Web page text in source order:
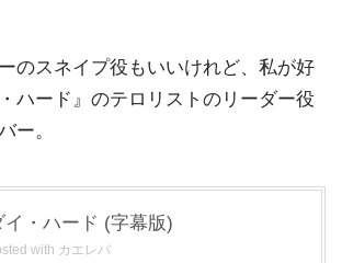
のスネイプ役もいいけれど、私が好
ハード』のテロリストのリーダー役
ー。
イ・ハード (字幕版)
with カエレバ